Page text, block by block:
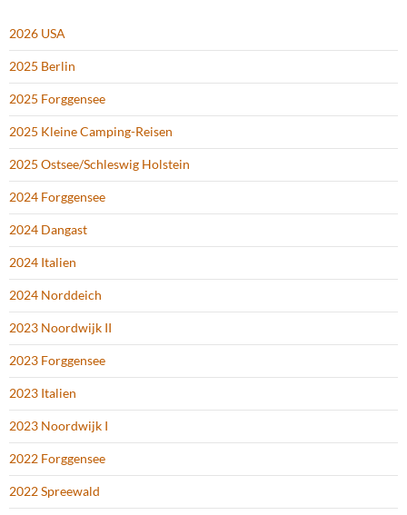
2026 USA
2025 Berlin
2025 Forggensee
2025 Kleine Camping-Reisen
2025 Ostsee/Schleswig Holstein
2024 Forggensee
2024 Dangast
2024 Italien
2024 Norddeich
2023 Noordwijk II
2023 Forggensee
2023 Italien
2023 Noordwijk I
2022 Forggensee
2022 Spreewald